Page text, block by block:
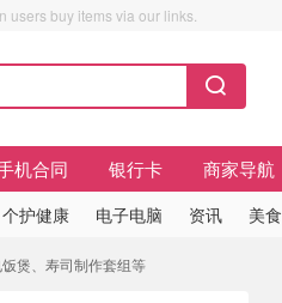
users buy items via our links.
机合同 银行卡 商家导航
个护健康 电子电脑 资讯 美食
煲、寿司制作套组等